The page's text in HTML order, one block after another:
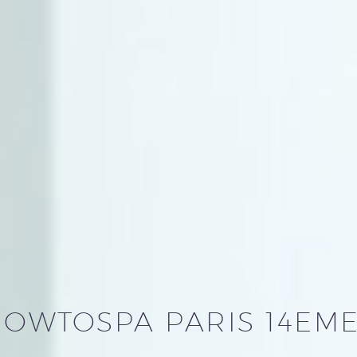
PARIS